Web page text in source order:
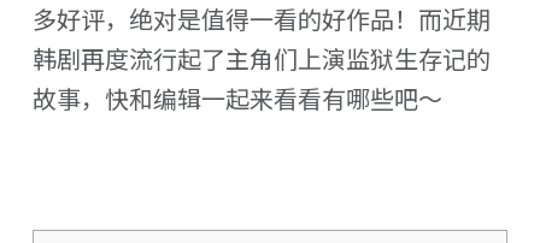
多好评，绝对是值得一看的好作品！而近期
韩剧再度流行起了主角们上演监狱生存记的
故事，快和编辑一起来看看有哪些吧～